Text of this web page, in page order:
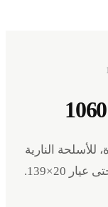
النارية
20×139.